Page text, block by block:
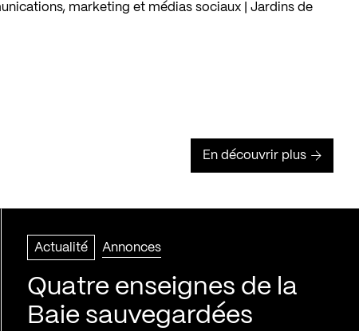
marketing et médias sociaux | Jardins de
En découvrir plus
Actualité Annonces
Quatre enseignes de la
Baie sauvegardées